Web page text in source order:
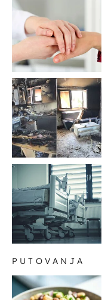
PUTOVANJA